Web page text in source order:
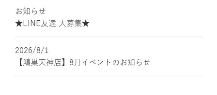
お知らせ
★LINE友達 大募集★
2026/8/1
【鴻巣天神店】8月イベントのお知らせ